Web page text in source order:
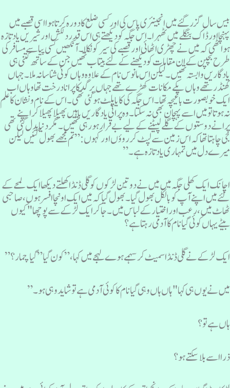
بیس سال گزر گئے میں انجینئری پاس کی اور کسی ضلع کا دورہ کرتا ہوا اسی قصبے میں
پہنچا اور ڈاک بنگلے میں ٹھہرا۔ اس جگہ کو دیکھتے ہی اس قدر دلکش اور شیریں یاد تازہ
ہواٹھی کہ میں نے چھڑی اٹھائی اور قصبے کی سیر کو نکلا۔ آنکھیں کسی پیاسے مسافر کی
طرح بچپن کے ان مقامات کو دیکھنے کے لئے بیتاب تھیں جن کے ساتھ کتنی ہی
یادگاریں وابستہ تھیں۔لیکن اس مانوس نام کے علاوہ وہاں کوئی شناسا نہ ملا ۔جہاں
کھنڈر تھے وہاں پکے مکانات کھڑے تھے جہاں برگد کا پرانا درخت تھا وہاں اب
ایک خوبصورت باغیچہ تھا۔ اس جگہ کی کایا پلٹ ہو گئی تھی ۔ اس کے نام ونشان کا علم
نہ ہوتا تو میں اسے پہچان بھی نہ سکتا۔ وہ پرانی یادگاریں باہیں پھیلا پھیلا کر اپنے
پرانےدوستوں کے گلے لپیٹنے کے لیے بے قرار ہورہی تھیں۔ مگر دنیا بدل گئی تھی
جی چاہتا تھا کہ اس زمین سے لپٹ کر روؤں اور کہوں :”تم مجھے بھول گئیں لیکن
میرے دل میں تمہاری یاد تازہ ہے ۔”
اچانک ایک کھلی جگہ میں میں نے دو تین لڑکوں کو گلی ڈنڈا کھلتے دیکھا ایک لمحے کے
لئے میں اپنے آپ کو بالکل بھول گیا۔ بھول گیا کہ میں ایک اونچا افسر ہوں، صاحبی
ٹھاٹ میں، رعب اور اختیار کے لباس میں ۔ جا کر ایک لڑکے سے پوچھا "کیوں
بیٹے یہاں کوئی گیا نام کا آدمی رہتا ہے؟
ایک لڑکے نے گلی ڈنڈا سمیٹ کر سہمے ہوے لہجے میں کہا،” کون گیا” گیا چمار ؟”
میں نے یوں ہی کہا "ہاں ہاں وہی گیا نام کا کوئی آدمی ہے تو شاید وہی ہو ۔”
ہاں ہے تو ؟
ذرا اسے بلا سکتے ہو؟